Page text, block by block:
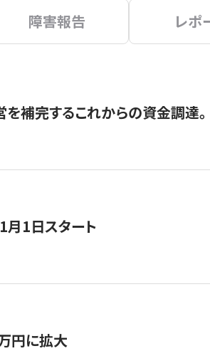
障害報告 レポ
補完するこれからの資金調達。
月1日スタート
円に拡大